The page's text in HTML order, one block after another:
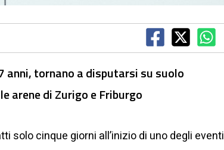
anni, tornano a disputarsi su suolo
arene di Zurigo e Friburgo
solo cinque giorni all’inizio di uno degli eventi